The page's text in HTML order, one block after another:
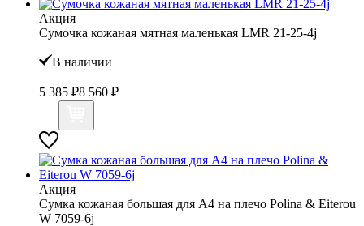
Акция
Сумочка кожаная мятная маленькая LMR 21-25-4j
В наличии
5 385 ₽8 560 ₽
Акция
Сумка кожаная большая для А4 на плечо Polina & Eiterou
W 7059-6j